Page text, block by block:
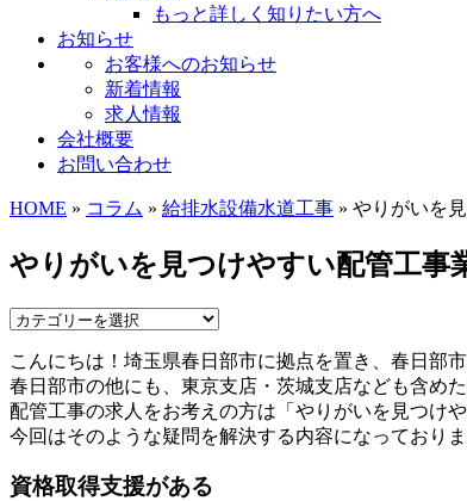
もっと詳しく知りたい方へ
お知らせ
お客様へのお知らせ
新着情報
求人情報
会社概要
お問い合わせ
HOME » コラム » 給排水設備水道工事 » やりがいを
やりがいを見つけやすい配管工事
こんにちは！埼玉県春日部市に拠点を置き、春日部
春日部市の他にも、東京支店・茨城支店なども含め
配管工事の求人をお考えの方は「やりがいを見つけ
今回はそのような疑問を解決する内容になっており
資格取得支援がある